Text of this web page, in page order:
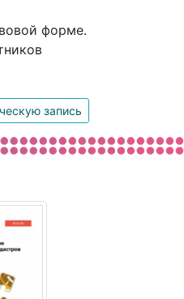
форме.
запись